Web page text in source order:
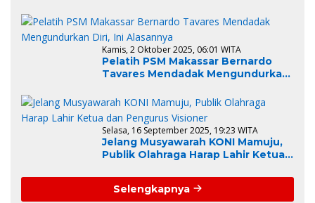
Kamis, 2 Oktober 2025, 06:01 WITA
Pelatih PSM Makassar Bernardo
Tavares Mendadak Mengundurkan
Selasa, 16 September 2025, 19:23 WITA
Jelang Musyawarah KONI Mamuju,
Publik Olahraga Harap Lahir Ketua
Selengkapnya